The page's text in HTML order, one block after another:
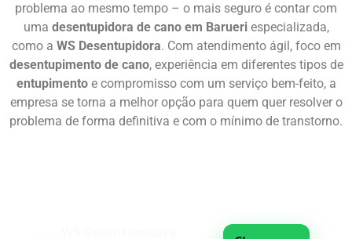
problema ao mesmo tempo – o mais seguro é contar com
uma desentupidora de cano em Barueriespecializada,
como a WS Desentupidora. Com atendimento ágil, foco em
desentupimento de cano, experiência em diferentes tipos de
entupimentoe compromisso com um serviço bem-feito, a
empresa se torna a melhor opção para quem quer resolver o
problema de forma definitiva e com o mínimo de transtorno.